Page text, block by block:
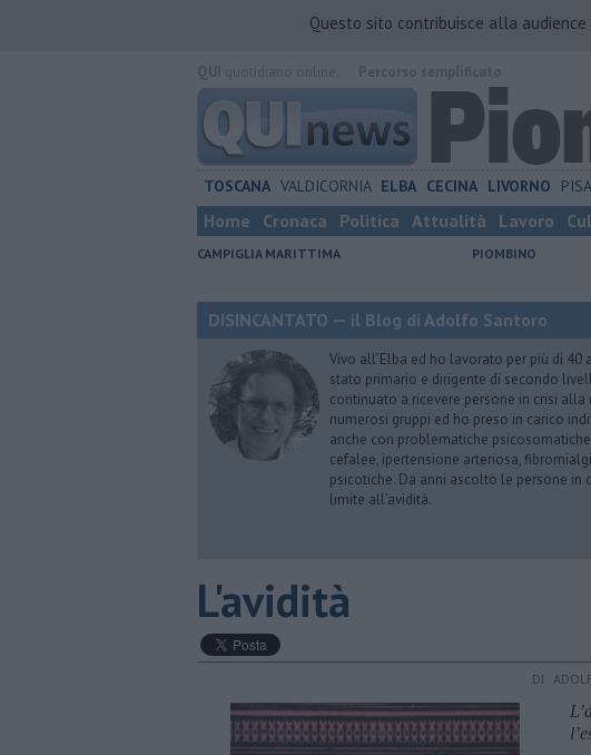
Questo sito contribuisce alla audience
TOSCANA VALDICORNIA ELBA CECINA LIVORNO PISA
Home Cronaca Politica Attualità Lavoro
CAMPIGLIA MARITTIMA PIOMBINO
DISINCANTATO — il Blog di Adolfo Santoro
Vivo all’Elba ed ho lavorato per più di
stato primario e dirigente di secondo
continuato a ricevere persone in crisi
numerosi gruppi ed ho preso in carico
anche con problematiche
cefalee, ipertensione arteriosa,
psicotiche. Da anni ascolto le persone in
limite all’avidità.
L'avidità
DI